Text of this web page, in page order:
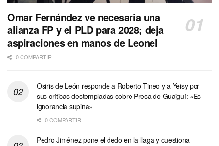
Omar Fernández ve necesaria una
alianza FP y el PLD para 2028; deja
aspiraciones en manos de Leonel
0 COMPARTIR
Osiris de León responde a Roberto Tineo y a Yeisy por
sus críticas destempladas sobre Presa de Guaiguí: «Es
ignorancia supina»
0 COMPARTIR
Pedro Jiménez pone el dedo en la llaga y cuestiona